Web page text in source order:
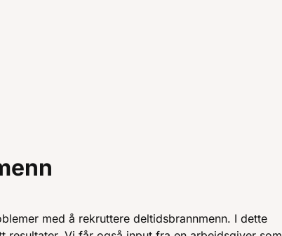
med å rekruttere deltidsbrannmenn. I dette